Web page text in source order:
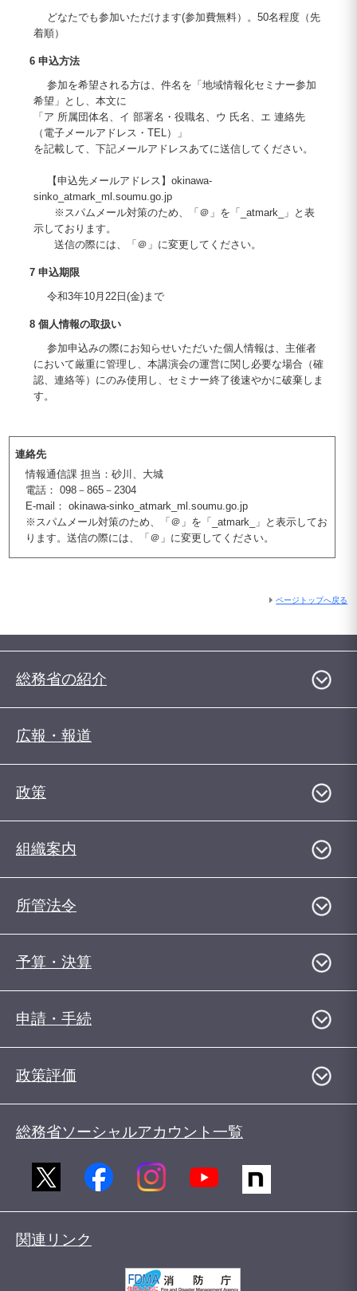
どなたでも参加いただけます(参加費無料）。50名程度（先
着順）
6 申込方法
参加を希望される方は、件名を「地域情報化セミナー参加
希望」とし、本文に
「ア 所属団体名、イ 部署名・役職名、ウ 氏名、エ 連絡先
（電子メールアドレス・TEL）」
を記載して、下記メールアドレスあてに送信してください。
【申込先メールアドレス】okinawa-
sinko_atmark_ml.soumu.go.jp
※スパムメール対策のため、「＠」を「_atmark_」と表
示しております。
送信の際には、「＠」に変更してください。
7 申込期限
令和3年10月22日(金)まで
8 個人情報の取扱い
参加申込みの際にお知らせいただいた個人情報は、主催者
において厳重に管理し、本講演会の運営に関し必要な場合（確
認、連絡等）にのみ使用し、セミナー終了後速やかに破棄しま
す。
連絡先
情報通信課 担当：砂川、大城
電話： 098－865－2304
E-mail： okinawa-sinko_atmark_ml.soumu.go.jp
※スパムメール対策のため、「＠」を「_atmark_」と表示してお
ります。送信の際には、「＠」に変更してください。
ページトップへ戻る
総務省の紹介
広報・報道
政策
組織案内
所管法令
予算・決算
申請・手続
政策評価
総務省ソーシャルアカウント一覧
関連リンク